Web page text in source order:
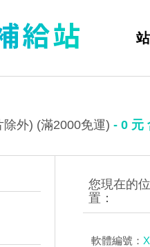
外) (滿2000免運) - 0 元
軟體編號：